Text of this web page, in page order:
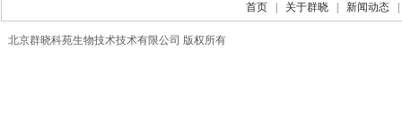
首页 关于群晓 新闻动态
北京群晓科苑生物技术技术有限公司 版权所有